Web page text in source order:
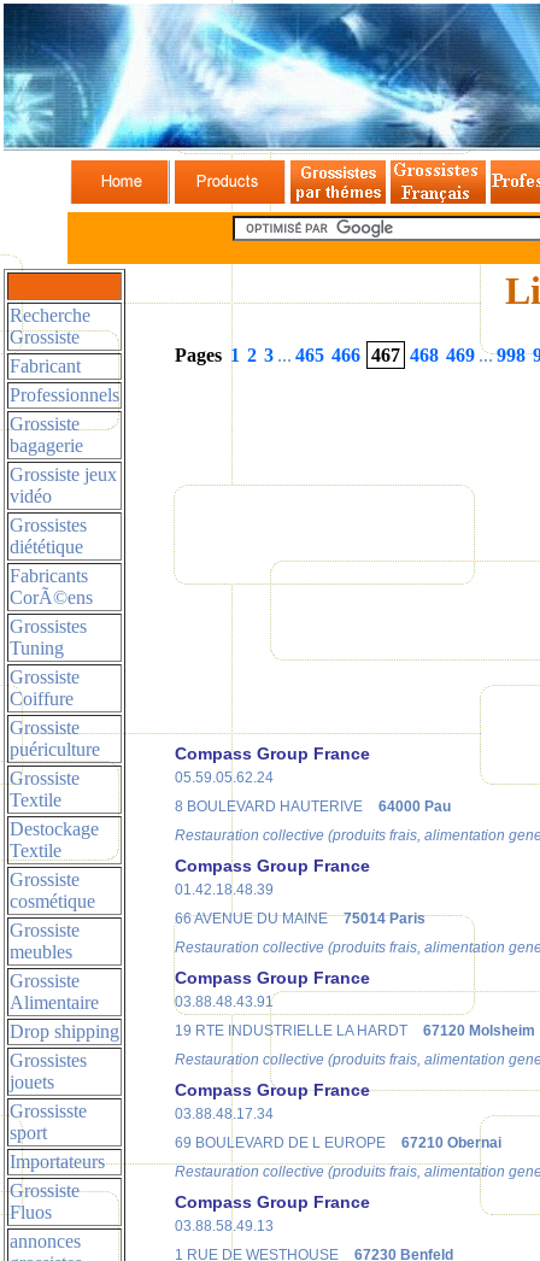
Recherche
Grossiste
Fabricant
Professionnels
Grossiste
bagagerie
Grossiste jeux
vidéo
Grossistes
diététique
Fabricants
CorÃ©ens
Grossistes
Tuning
Grossiste
Coiffure
Grossiste
puériculture
Grossiste
Textile
Destockage
Textile
Grossiste
cosmétique
Grossiste
meubles
Grossiste
Alimentaire
Drop shipping
Grossistes
jouets
Grossisste
sport
Importateurs
Grossiste
Fluos
annonces
Pages 1 2 3 ... 465 466 467 468 469 ...998
Compass Group France
05.59.05.62.24
8 BOULEVARD HAUTERIVE
64000 Pau
Restauration collective (produits frais, alimentation
Compass Group France
01.42.18.48.39
66 AVENUE DU MAINE
75014 Paris
Restauration collective (produits frais, alimentation
Compass Group France
03.88.48.43.91
19 RTE INDUSTRIELLE LA HARDT
67120 Molsheim
Restauration collective (produits frais, alimentation
Compass Group France
03.88.48.17.34
69 BOULEVARD DE L EUROPE
67210 Obernai
Restauration collective (produits frais, alimentation
Compass Group France
03.88.58.49.13
1 RUE DE WESTHOUSE
67230 Benfeld